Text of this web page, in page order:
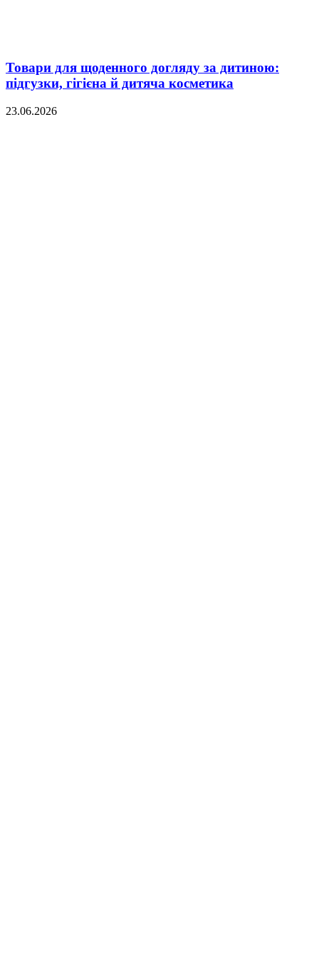
Товари для щоденного догляду за дитиною:
підгузки, гігієна й дитяча косметика
23.06.2026